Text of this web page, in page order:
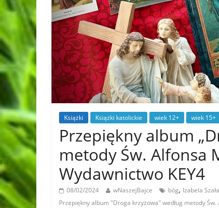
Książki Książki katolickie wiek 12+ wiek 15+
Przepiękny album
metody Św. Alfonsa
Wydawnictwo KEY4
08/02/2024 wNaszejBajce bóg, Izabela
Przepiękny album "Droga krzyżowa" według metody